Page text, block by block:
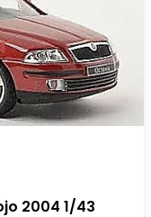
2004 1/43